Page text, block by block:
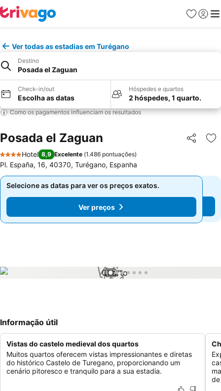
Favoritos
Iniciar
Ver todas as estadias em Turégano
Destino
Posada el Zaguan
Check-in/out
Escolha as datas
Hóspedes e quartos
2 hóspedes, 1 quarto.
Como os pagamentos influenciam os resultados
Posada el Zaguan Partilhar
4 Estrelas
Hotel 8,9 Excelente (1.486 pontuações)
Pl. España, 16, 40370, Turégano, Espanha
Selecione as datas para ver os preços exatos.
Ver preços
Selecione as datas para ver os preços exatos.
Ver preços
1 / 7
Informação útil
Vistas do castelo medieval dos quartos
Muitos quartos oferecem vistas impressionantes e diretas
do histórico Castelo de Turegano, proporcionando um
cenário pitoresco e tranquilo para a sua estadia.